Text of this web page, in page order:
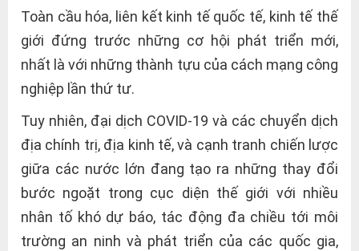
Toàn cầu hóa, liên kết kinh tế quốc tế, kinh tế thế
giới đứng trước những cơ hội phát triển mới,
nhất là với những thành tựu của cách mạng công
nghiệp lần thứ tư.
Tuy nhiên, đại dịch COVID-19 và các chuyển dịch
địa chính trị, địa kinh tế, và cạnh tranh chiến lược
giữa các nước lớn đang tạo ra những thay đổi
bước ngoặt trong cục diện thế giới với nhiều
nhân tố khó dự báo, tác động đa chiều tới môi
trường an ninh và phát triển của các quốc gia,